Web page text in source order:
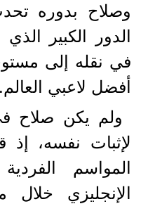
وصلاح بدوره
الدور الكبير
في نقله إلى
أفضل لاعبي العالم.
ولم يكن صلاح
لإثبات نفسه،
المواسم
الإنجليزي